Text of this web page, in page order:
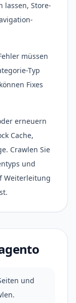
lassen, Store-
müssen
Typ
Fixes
erneuern
Cache,
Crawlen Sie
und
Weiterleitung
und